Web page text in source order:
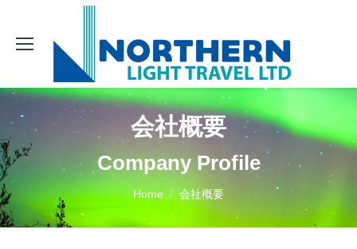
会社概要
Company Profile
You are here: Home 会社概要